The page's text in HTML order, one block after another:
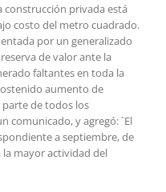
construcción privada está
costo del metro cuadrado.
por un generalizado
de valor ante la
faltantes en toda la
aumento de
de todos los
comunicado, y agregó: `El
a septiembre, de
la mayor actividad del